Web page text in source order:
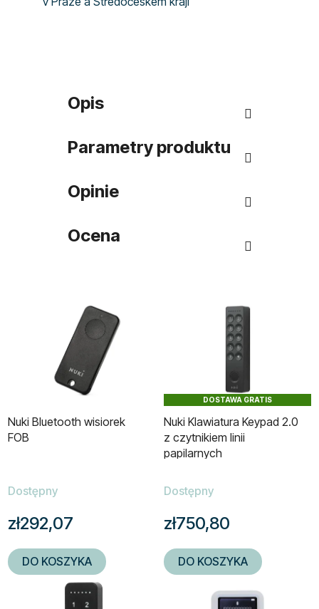
Opis
Parametry produktu
Opinie
Ocena
Nuki Bluetooth wisiorek
FOB
Dostępny
zł292,07
DO KOSZYKA
DOSTAWA GRATIS
Nuki Klawiatura Keypad 2.0
z czytnikiem linii
papilarnych
Dostępny
zł750,80
DO KOSZYKA